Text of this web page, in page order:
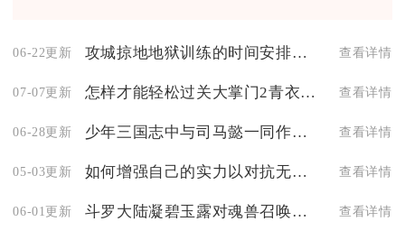
06-22更新 攻城掠地地狱训练的时间安排是怎样的 查看详情
07-07更新 怎样才能轻松过关大掌门2青衣楼攻略分享 查看详情
06-28更新 少年三国志中与司马懿一同作战最靠谱的是谁 查看详情
05-03更新 如何增强自己的实力以对抗无尽的拉格朗日6级怪 查看详情
06-01更新 斗罗大陆凝碧玉露对魂兽召唤有何影响 查看详情